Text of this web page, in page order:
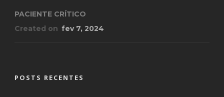
PACIENTE CRÍTICO
Created on fev 7, 2024
POSTS RECENTES